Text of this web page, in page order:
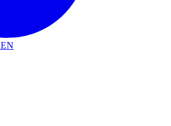
EN